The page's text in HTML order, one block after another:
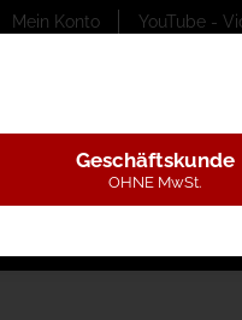
Mein Konto YouTube -
Geschäftskunde
OHNE MwSt.